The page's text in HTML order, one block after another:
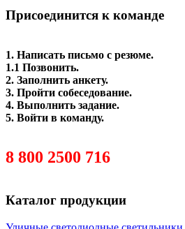
Присоединится к команде
1. Написать письмо с резюме.
1.1 Позвонить.
2. Заполнить анкету.
3. Пройти собеседование.
4. Выполнить задание.
5. Войти в команду.
8 800 2500 716
Каталог продукции